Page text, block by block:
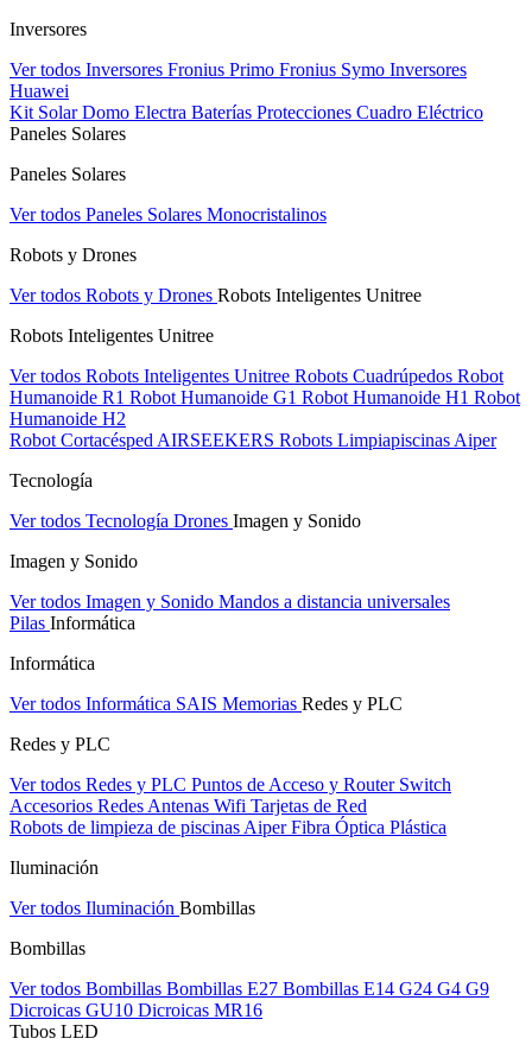
Inversores
Ver todos Inversores Fronius Primo Fronius Symo Inversores
Huawei
Kit Solar Domo Electra Baterías Protecciones Cuadro Eléctrico
Paneles Solares
Paneles Solares
Ver todos Paneles Solares Monocristalinos
Robots y Drones
Ver todos Robots y Drones Robots Inteligentes Unitree
Robots Inteligentes Unitree
Ver todos Robots Inteligentes Unitree Robots Cuadrúpedos Robot
Humanoide R1 Robot Humanoide G1 Robot Humanoide H1 Robot
Humanoide H2
Robot Cortacésped AIRSEEKERS Robots Limpiapiscinas Aiper
Tecnología
Ver todos Tecnología Drones Imagen y Sonido
Imagen y Sonido
Ver todos Imagen y Sonido Mandos a distancia universales
Pilas Informática
Informática
Ver todos Informática SAIS Memorias Redes y PLC
Redes y PLC
Ver todos Redes y PLC Puntos de Acceso y Router Switch
Accesorios Redes Antenas Wifi Tarjetas de Red
Robots de limpieza de piscinas AiperFibra Óptica Plástica
Iluminación
Ver todos Iluminación Bombillas
Bombillas
Ver todos Bombillas Bombillas E27 Bombillas E14 G24 G4 G9
Dicroicas GU10 Dicroicas MR16
Tubos LED